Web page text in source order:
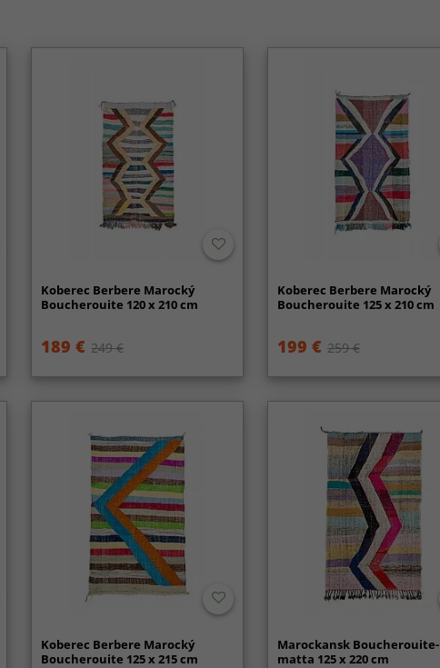
Koberec Berbere Marocký
Boucherouite 120 x 210 cm
189 € 249 €
Koberec Berbere Marocký
Boucherouite 125 x 210 cm
199 € 259 €
Koberec Berbere Marocký
Boucherouite 125 x 215 cm
Marockansk Boucherouite-
matta 125 x 220 cm